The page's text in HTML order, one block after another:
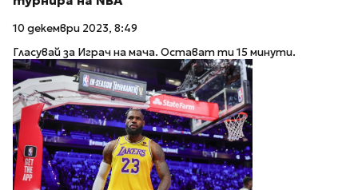
10 декември 2023, 8:49
Гласувай за Играч на мача. Остават ти 15 минути.